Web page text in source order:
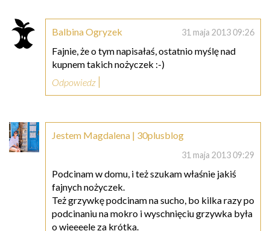
Balbina Ogryzek 31 maja 2013 09:26
Fajnie, że o tym napisałaś, ostatnio myślę nad
kupnem takich nożyczek :-)
Odpowiedz
Jestem Magdalena | 30plusblog
31 maja 2013 09:29
Podcinam w domu, i też szukam właśnie jakiś
fajnych nożyczek.
Też grzywkę podcinam na sucho, bo kilka razy po
podcinaniu na mokro i wyschnięciu grzywka była
o wieeeele za krótka.